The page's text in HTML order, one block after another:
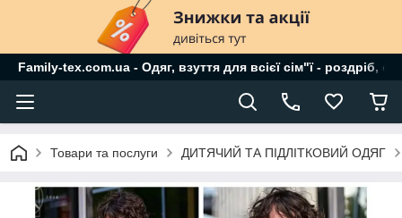
Family-tex.com.ua - Одяг, взуття для всієї сім"ї - роздріб,
Товари та послуги ДИТЯЧИЙ ТА ПІДЛІТКОВИЙ ОДЯГ